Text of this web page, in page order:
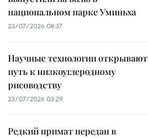
национальном парке Уминьха
23/07/2026 08:37
Научные технологии открывают
путь к низкоуглеродному
рисоводству
23/07/2026 03:29
Редкий примат передан в